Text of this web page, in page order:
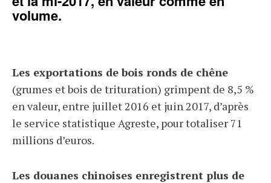
volume.
Les exportations de bois ronds de chêne
(grumes et bois de trituration) grimpent de 8,5 %
en valeur, entre juillet 2016 et juin 2017, d’après
le service statistique Agreste, pour totaliser 71
millions d’euros.
Les douanes chinoises enregistrent plus de